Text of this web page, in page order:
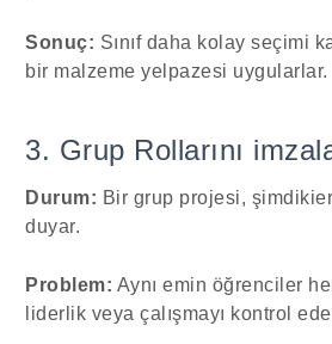
Sonuç: Sınıf daha kolay seçimi
bir malzeme yelpazesi uygularlar.
3. Grup Rollarını
Durum: Bir grup projesi,
duyar.
Problem: Aynı emin öğrenciler
liderlik veya çalışmayı kontrol